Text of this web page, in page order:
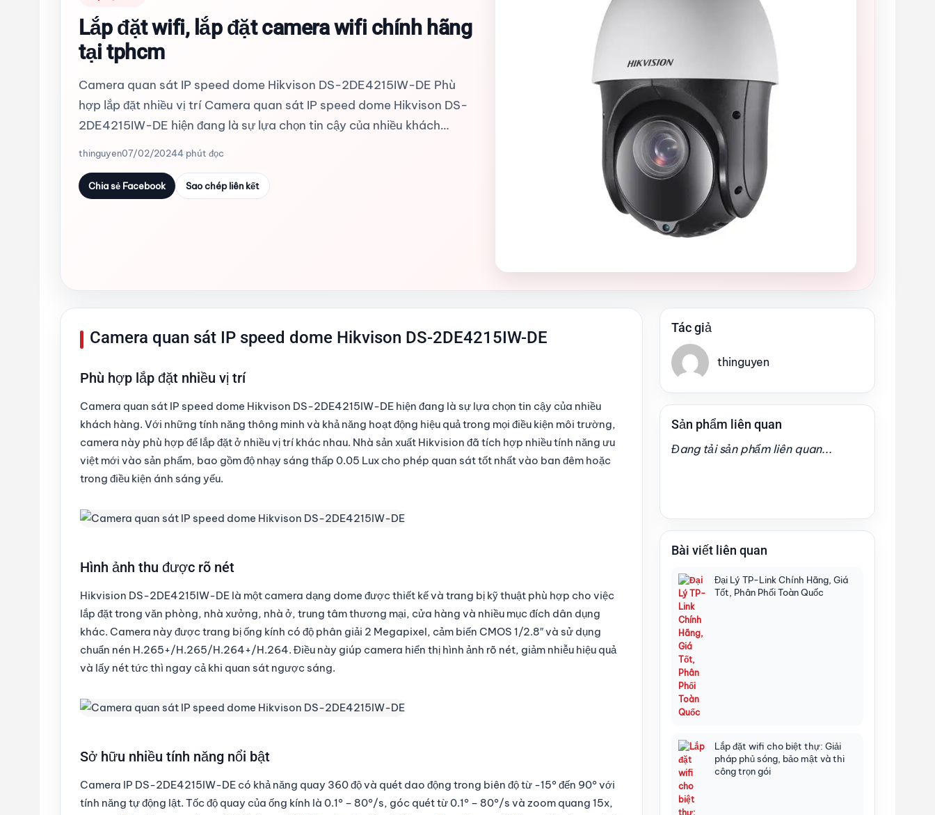
Lắp đặt wifi, lắp đặt camera wifi chính hãng
tại tphcm
Camera quan sát IP speed dome Hikvison DS-2DE4215IW-DE Phù
hợp lắp đặt nhiều vị trí Camera quan sát IP speed dome Hikvison DS-
2DE4215IW-DE hiện đang là sự lựa chọn tin cậy của nhiều khách…
thinguyen07/02/20244 phút đọc
Chia sẻ Facebook Sao chép liên kết
Camera quan sát IP speed dome Hikvison DS-2DE4215IW-DE
Phù hợp lắp đặt nhiều vị trí
Camera quan sát IP speed dome Hikvison DS-2DE4215IW-DE hiện đang là sự lựa chọn tin cậy của nhiều
khách hàng. Với những tính năng thông minh và khả năng hoạt động hiệu quả trong mọi điều kiện môi trường,
camera này phù hợp để lắp đặt ở nhiều vị trí khác nhau. Nhà sản xuất Hikvision đã tích hợp nhiều tính năng ưu
việt mới vào sản phẩm, bao gồm độ nhạy sáng thấp 0.05 Lux cho phép quan sát tốt nhất vào ban đêm hoặc
trong điều kiện ánh sáng yếu.
Hình ảnh thu được rõ nét
Hikvision DS-2DE4215IW-DE là một camera dạng dome được thiết kế và trang bị kỹ thuật phù hợp cho việc
lắp đặt trong văn phòng, nhà xưởng, nhà ở, trung tâm thương mại, cửa hàng và nhiều mục đích dân dụng
khác. Camera này được trang bị ống kính có độ phân giải 2 Megapixel, cảm biến CMOS 1/2.8″ và sử dụng
chuẩn nén H.265+/H.265/H.264+/H.264. Điều này giúp camera hiển thị hình ảnh rõ nét, giảm nhiễu hiệu quả
và lấy nét tức thì ngay cả khi quan sát ngược sáng.
Sở hữu nhiều tính năng nổi bật
Camera IP DS-2DE4215IW-DE có khả năng quay 360 độ và quét dao động trong biên độ từ -15° đến 90° với
tính năng tự động lật. Tốc độ quay của ống kính là 0.1° – 80°/s, góc quét từ 0.1° – 80°/s và zoom quang 15x,
Tác giả
thinguyen
Sản phẩm liên quan
Đang tải sản phẩm liên quan...
Bài viết liên quan
Đại Lý TP-Link Chính Hãng, Giá
Tốt, Phân Phối Toàn Quốc
Lắp đặt wifi cho biệt thự: Giải
pháp phủ sóng, bảo mật và thi
công trọn gói